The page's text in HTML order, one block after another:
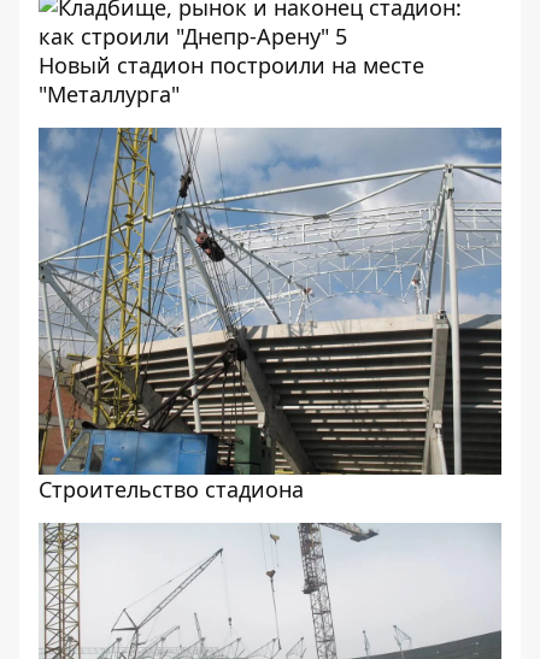
Новый стадион построили на месте
"Металлурга"
Строительство стадиона